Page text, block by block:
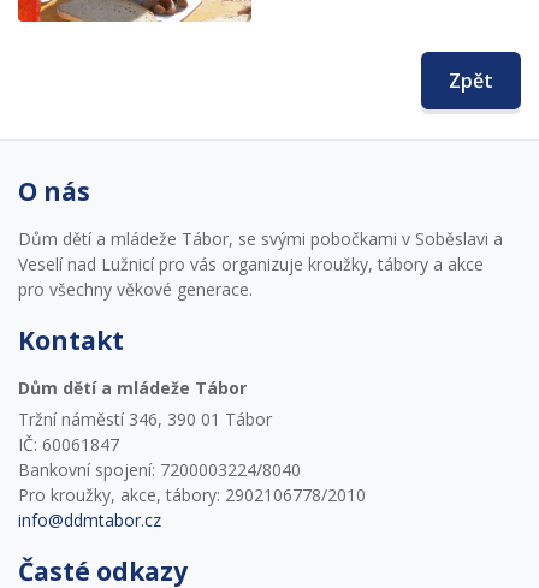
Zpět
O nás
Dům dětí a mládeže Tábor, se svými pobočkami v Soběslavi a
Veselí nad Lužnicí pro vás organizuje kroužky, tábory a akce
pro všechny věkové generace.
Kontakt
Dům dětí a mládeže Tábor
Tržní náměstí 346, 390 01 Tábor
IČ: 60061847
Bankovní spojení: 7200003224/8040
Pro kroužky, akce, tábory: 2902106778/2010
info@ddmtabor.cz
Časté odkazy